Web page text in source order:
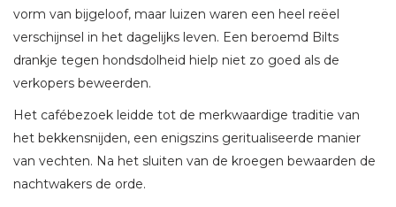
vorm van bijgeloof, maar luizen waren een heel reëel
verschijnsel in het dagelijks leven. Een beroemd Bilts
drankje tegen hondsdolheid hielp niet zo goed als de
verkopers beweerden.
Het cafébezoek leidde tot de merkwaardige traditie van
het bekkensnijden, een enigszins geritualiseerde manier
van vechten. Na het sluiten van de kroegen bewaarden de
nachtwakers de orde.